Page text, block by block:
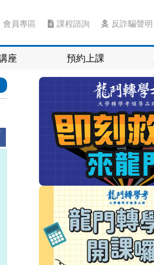
會員專區 課程諮詢 反詐騙聲明
座 預約上課